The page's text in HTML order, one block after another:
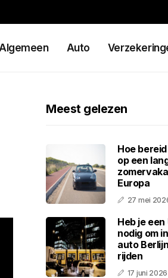
Auto
Meest gelezen
Hoe
op een
Europa
27 mei
Heb je
nodig om
auto
rijden
17 juni 2026